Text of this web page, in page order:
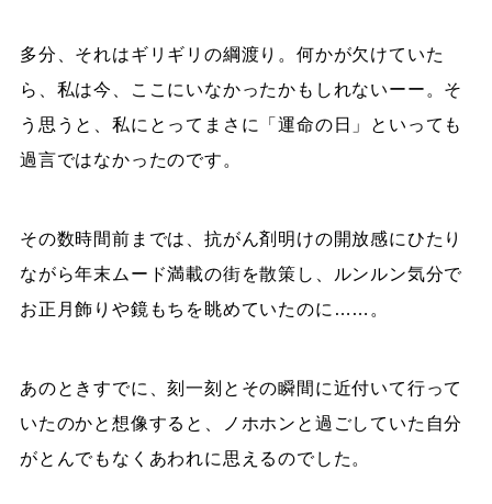
多分、それはギリギリの綱渡り。何かが欠けていた
ら、私は今、ここにいなかったかもしれないーー。そ
う思うと、私にとってまさに「運命の日」といっても
過言ではなかったのです。
その数時間前までは、抗がん剤明けの開放感にひたり
ながら年末ムード満載の街を散策し、ルンルン気分で
お正月飾りや鏡もちを眺めていたのに……。
あのときすでに、刻一刻とその瞬間に近付いて行って
いたのかと想像すると、ノホホンと過ごしていた自分
がとんでもなくあわれに思えるのでした。